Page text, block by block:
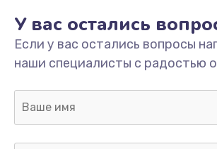
У вас остались
Если у вас остались вопросы
наши специалисты с радостью